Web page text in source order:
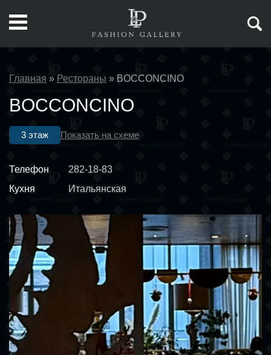
Главная » Рестораны » BOCCONCINO
BOCCONCINO
3 этаж Показать на схеме
Телефон
282-18-83
Кухня
Итальянская